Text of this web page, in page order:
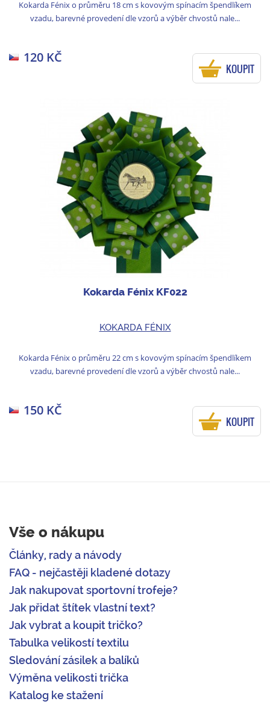
Kokarda Fénix o průměru 18 cm s kovovým spínacím špendlíkem
vzadu, barevné provedení dle vzorů a výběr chvostů nale...
120 KČ
KOUPIT
Kokarda Fénix KF022
KOKARDA FÉNIX
Kokarda Fénix o průměru 22 cm s kovovým spínacím špendlíkem
vzadu, barevné provedení dle vzorů a výběr chvostů nale...
150 KČ
KOUPIT
Vše o nákupu
Články, rady a návody
FAQ - nejčastěji kladené dotazy
Jak nakupovat sportovní trofeje?
Jak přidat štítek vlastní text?
Jak vybrat a koupit tričko?
Tabulka velikostí textilu
Sledování zásilek a balíků
Výměna velikosti trička
Katalog ke stažení